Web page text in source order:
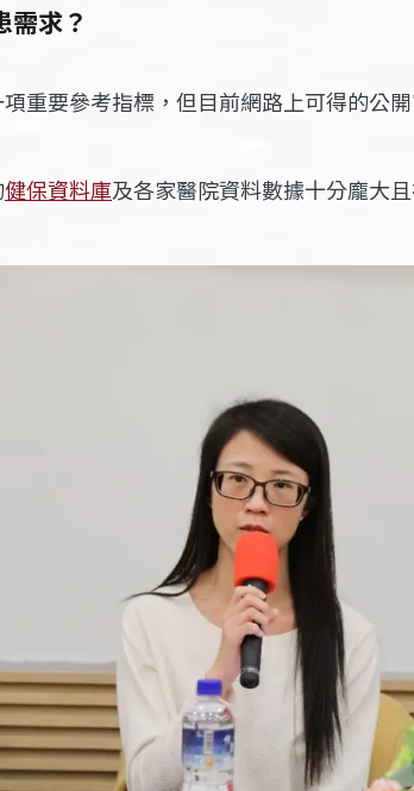
求？
重要參考指標，但目前網路上可得的公
健保資料庫及各家醫院資料數據十分龐大